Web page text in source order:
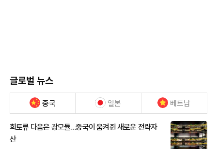
글로벌 뉴스
중국 일본 베트남
희토류 다음은 광모듈…중국이 움켜쥔 새로운 전략자
산